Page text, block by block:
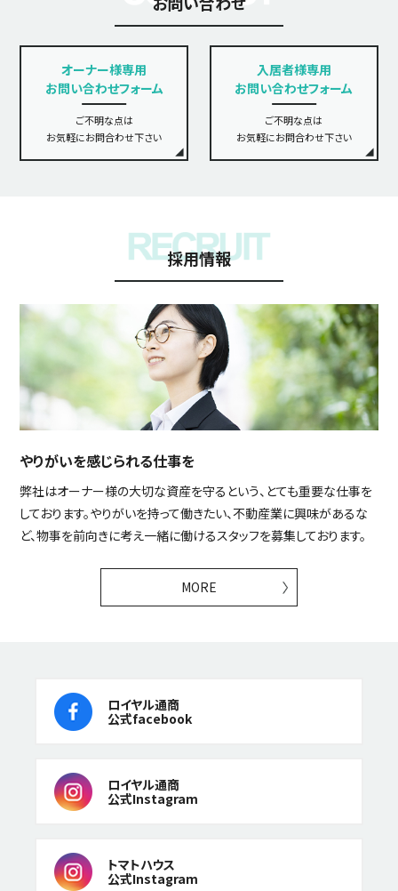
オーナー様専用
お問い合わせフォーム
ご不明な点は
お気軽にお問合わせ下さい
入居者様専用
お問い合わせフォーム
ご不明な点は
お気軽にお問合わせ下さい
採用情報
やりがいを感じられる仕事を
弊社はオーナー様の大切な資産を守るという、とても重要な仕事を
しております。やりがいを持って働きたい、不動産業に興味があるな
ど、物事を前向きに考え一緒に働けるスタッフを募集しております。
MORE
ロイヤル通商
公式facebook
ロイヤル通商
公式Instagram
トマトハウス
公式Instagram